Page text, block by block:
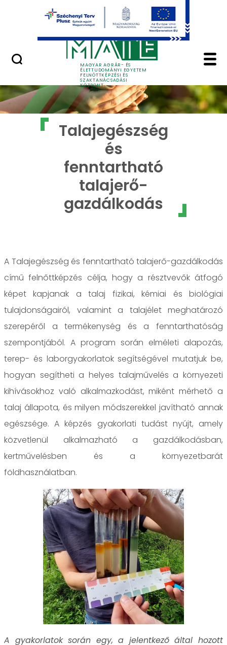
Ugrás a fő tartalomhoz
MAGYAR AGRÁR- ÉS
ÉLETTUDOMÁNYI EGYETEM
FELNŐTTKÉPZÉSI ÉS
SZAKTANÁCSADÁSI
KÖZPONT
Talajegészség és
Talajegészség
és
fenntartható
talajerő-
gazdálkodás
A Talajegészség és fenntartható talajerő-gazdálkodás
című felnőttképzés célja, hogy a résztvevők átfogó
képet kapjanak a talaj fizikai, kémiai és biológiai
tulajdonságairól, valamint a talajélet meghatározó
szerepéről a termékenység és a fenntarthatóság
szempontjából. A program során elméleti alapozás,
terep- és laborgyakorlatok segítségével mutatjuk be,
hogyan segítheti a helyes talajművelés a környezeti
kihívásokhoz való alkalmazkodást, miként mérhető a
talaj állapota, és milyen módszerekkel javítható annak
egészsége. A képzés gyakorlati tudást nyújt, amely
közvetlenül alkalmazható a gazdálkodásban,
kertművelésben és a környezetbarát
földhasználatban.
A gyakorlatok során egy, a jelentkező által hozott